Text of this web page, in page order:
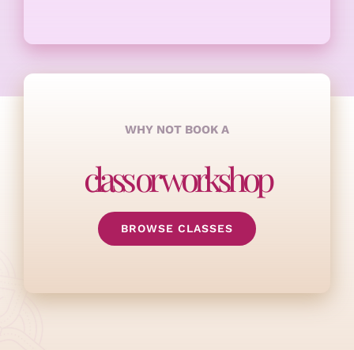
WHY NOT BOOK A
class or workshop
BROWSE CLASSES